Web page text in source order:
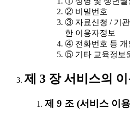
② 비밀번호
③ 자료신청 / 기
한 이용자정보
④ 전화번호 등 개
⑤ 기타 교육정보
제 3 장 서비스의
제 9 조 (서비스 이